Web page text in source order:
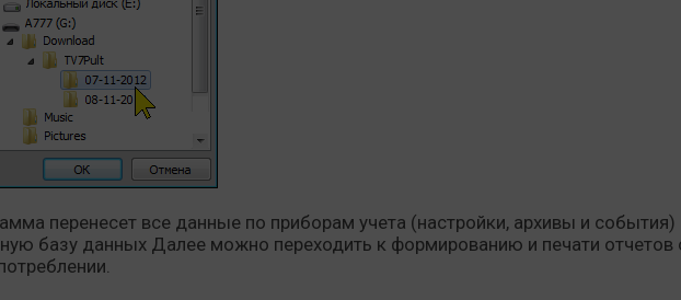
перенесет все данные по приборам учета (настройки, архивы и события)
базу данных Далее можно переходить к формированию и печати отчетов